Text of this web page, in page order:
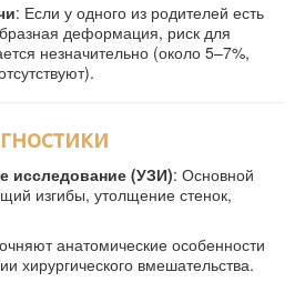
: Если у одного из родителей есть
деформация, риск для
незначительно (около 5–7%,
исследование (УЗИ): Основной
изгибы, утолщение стенок,
анатомические особенности
хирургического вмешательства.